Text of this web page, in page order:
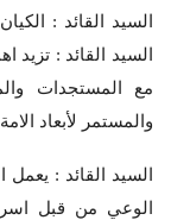
السيد القائد :
السيد القائد : تزيد
مع المستجدات
والمستمر لأبعاد
السيد القائد : يعمل
الوعي من قبل